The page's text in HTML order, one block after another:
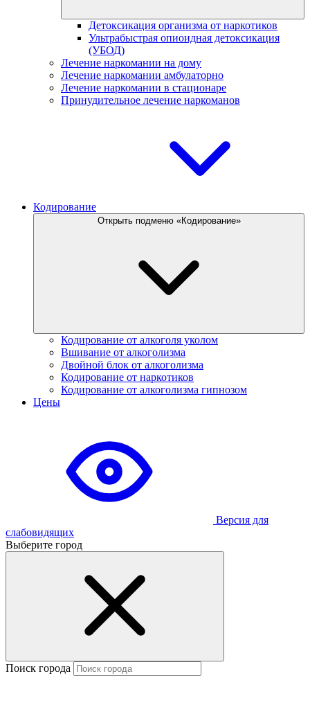
Детоксикация организма от наркотиков
Ультрабыстрая опиоидная детоксикация
(УБОД)
Лечение наркомании на дому
Лечение наркомании амбулаторно
Лечение наркомании в стационаре
Принудительное лечение наркоманов
Кодирование
Открыть подменю «Кодирование»
Кодирование от алкоголя уколом
Вшивание от алкоголизма
Двойной блок от алкоголизма
Кодирование от наркотиков
Кодирование от алкоголизма гипнозом
Цены
Версия для
слабовидящих
Выберите город
Поиск города